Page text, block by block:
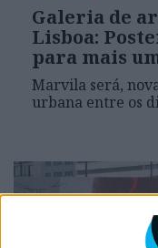
Galeria de
Lisboa:
para mais
Marvila será,
urbana entre os